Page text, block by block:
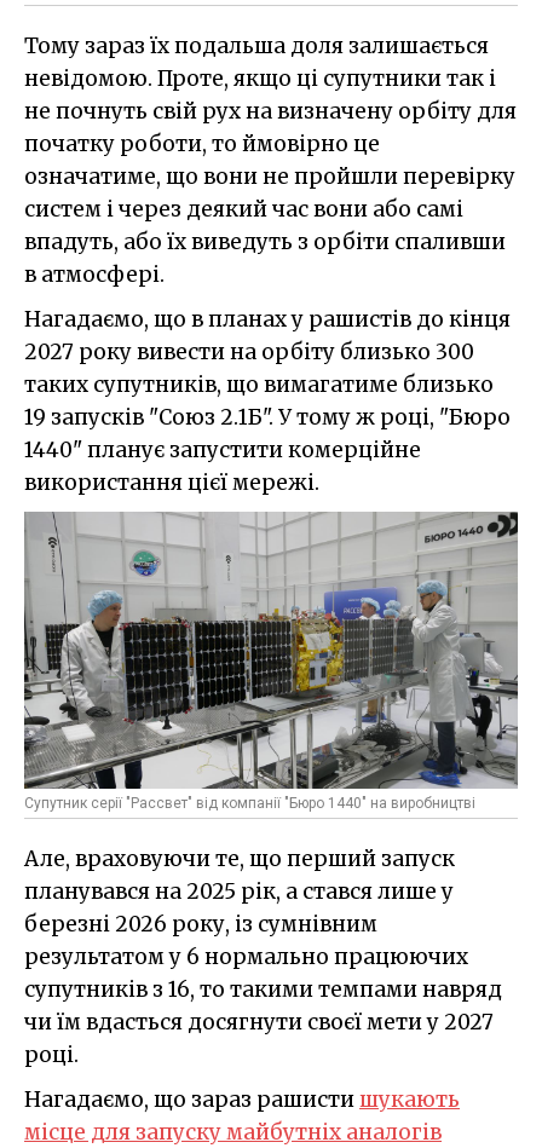
Тому зараз їх подальша доля залишається
невідомою. Проте, якщо ці супутники так і
не почнуть свій рух на визначену орбіту для
початку роботи, то ймовірно це
означатиме, що вони не пройшли перевірку
систем і через деякий час вони або самі
впадуть, або їх виведуть з орбіти спаливши
в атмосфері.
Нагадаємо, що в планах у рашистів до кінця
2027 року вивести на орбіту близько 300
таких супутників, що вимагатиме близько
19 запусків "Союз 2.1Б". У тому ж році, "Бюро
1440" планує запустити комерційне
використання цієї мережі.
Супутник серії "Рассвет" від компанії "Бюро 1440" на виробництві
Але, враховуючи те, що перший запуск
планувався на 2025 рік, а стався лише у
березні 2026 року, із сумнівним
результатом у 6 нормально працюючих
супутників з 16, то такими темпами навряд
чи їм вдасться досягнути своєї мети у 2027
році.
Нагадаємо, що зараз рашистишукають
місце для запуску майбутніх аналогів